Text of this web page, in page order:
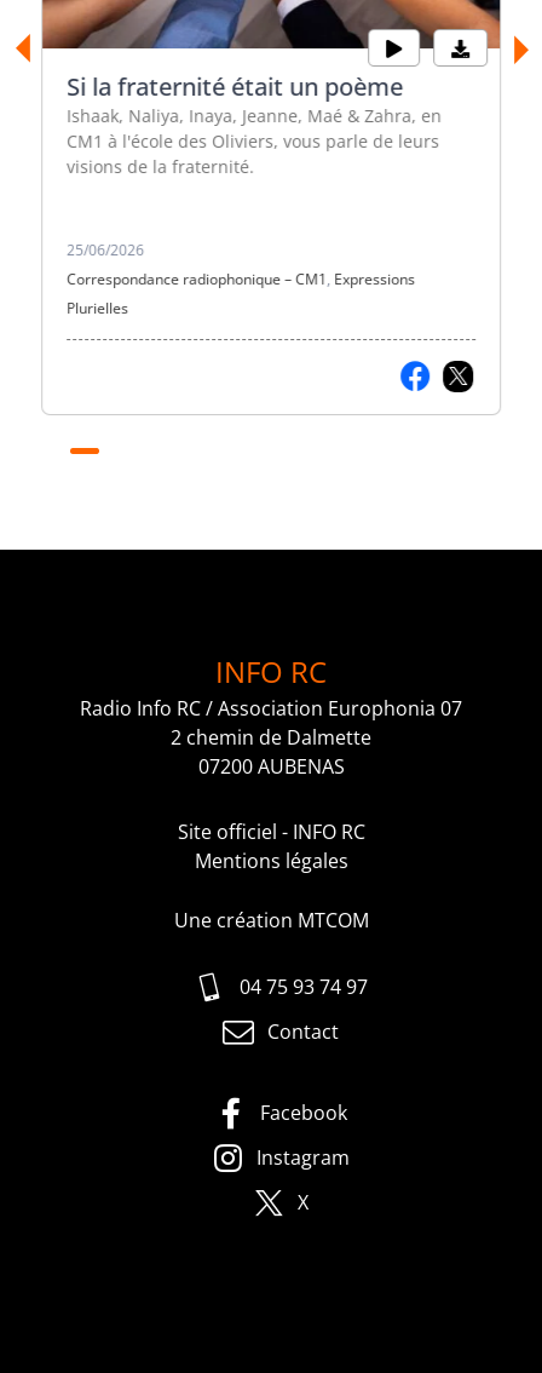
Si la fraternité était un poème
Ishaak, Naliya, Inaya, Jeanne, Maé & Zahra, en
CM1 à l'école des Oliviers, vous parle de leurs
visions de la fraternité.
25/06/2026
Correspondance radiophonique – CM1, Expressions
Plurielles
INFO RC
Radio Info RC / Association Europhonia 07
2 chemin de Dalmette
07200 AUBENAS
Site officiel - INFO RC
Mentions légales
Une création MTCOM
04 75 93 74 97
Contact
Facebook
Instagram
X